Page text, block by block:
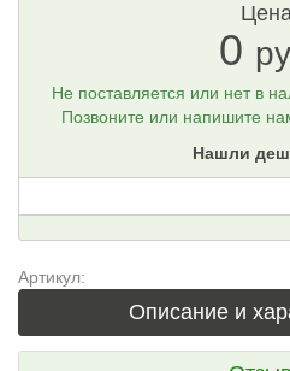
0
Не поставляется или нет в
Позвоните или напишите
Нашли
Артикул:
Описание и